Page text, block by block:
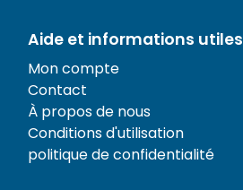
Aide et informations utiles
Mon compte
Contact
À propos de nous
Conditions d'utilisation
politique de confidentialité